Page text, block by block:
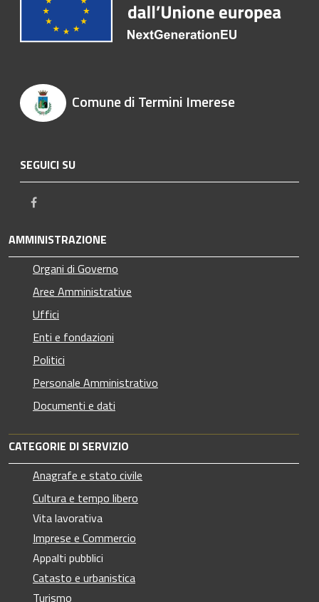
Comune di Termini Imerese
SEGUICI SU
AMMINISTRAZIONE
Organi di Governo
Aree Amministrative
Uffici
Enti e fondazioni
Politici
Personale Amministrativo
Documenti e dati
CATEGORIE DI SERVIZIO
Anagrafe e stato civile
Cultura e tempo libero
Vita lavorativa
Imprese e Commercio
Appalti pubblici
Catasto e urbanistica
Turismo